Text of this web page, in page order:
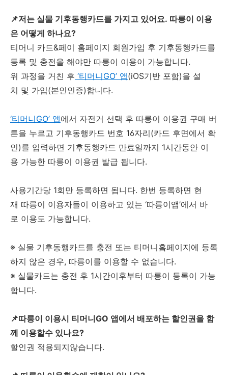
📌저는 실물 기후동행카드를 가지고 있어요. 따릉이 이용
은 어떻게 하나요?
티머니 카드&페이 홈페이지 회원가입 후 기후동행카드를
등록 및 충전을 해야만 따릉이 이용이 가능합니다.
위 과정을 거친 후 ‘티머니GO’ 앱(iOS기반 포함)을 설
치 및 가입(본인인증)합니다.
‘티머니GO’ 앱에서 자전거 선택 후 따릉이 이용권 구매 버
튼을 누르고 기후동행카드 번호 16자리(카드 후면에서 확
인)를 입력하면 기후동행카드 만료일까지 1시간동안 이
용 가능한 따릉이 이용권 발급 됩니다.
사용기간당 1회만 등록하면 됩니다. 한번 등록하면 현
재 따릉이 이용자들이 이용하고 있는 ‘따릉이앱’에서 바
로 이용도 가능합니다.
※ 실물 기후동행카드를 충전 또는 티머니홈페이지에 등록
하지 않은 경우, 따릉이를 이용할 수 없습니다.
※ 실물카드는 충전 후 1시간이후부터 따릉이 등록이 가능
합니다.
📌따릉이 이용시 티머니GO 앱에서 배포하는 할인권을 함
께 이용할수 있나요?
할인권 적용되지않습니다.